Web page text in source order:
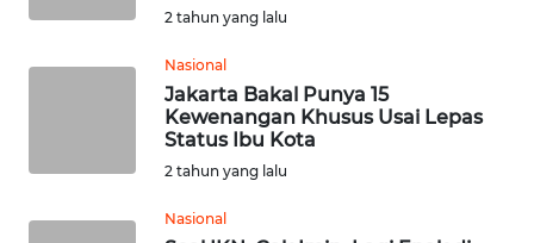
2 tahun yang lalu
Nasional
Jakarta Bakal Punya 15
Kewenangan Khusus Usai Lepas
Status Ibu Kota
2 tahun yang lalu
Nasional
WN
BARAT
WN